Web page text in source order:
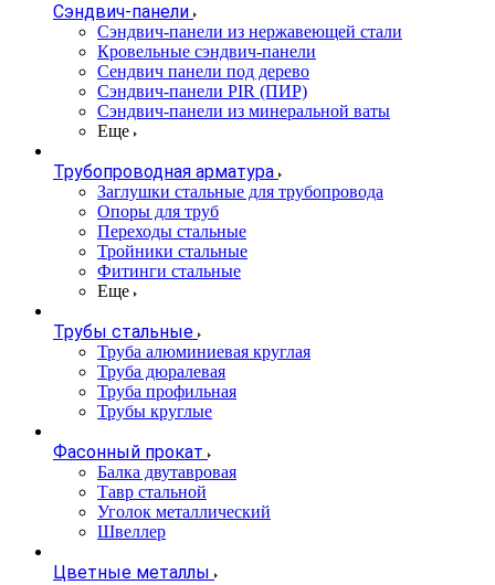
Сэндвич-панели
Cэндвич-панели из нержавеющей стали
Кровельные сэндвич-панели
Сендвич панели под дерево
Сэндвич-панели PIR (ПИР)
Сэндвич-панели из минеральной ваты
Еще
Трубопроводная арматура
Заглушки стальные для трубопровода
Опоры для труб
Переходы стальные
Тройники стальные
Фитинги стальные
Еще
Трубы стальные
Труба алюминиевая круглая
Труба дюралевая
Труба профильная
Трубы круглые
Фасонный прокат
Балка двутавровая
Тавр стальной
Уголок металлический
Швеллер
Цветные металлы